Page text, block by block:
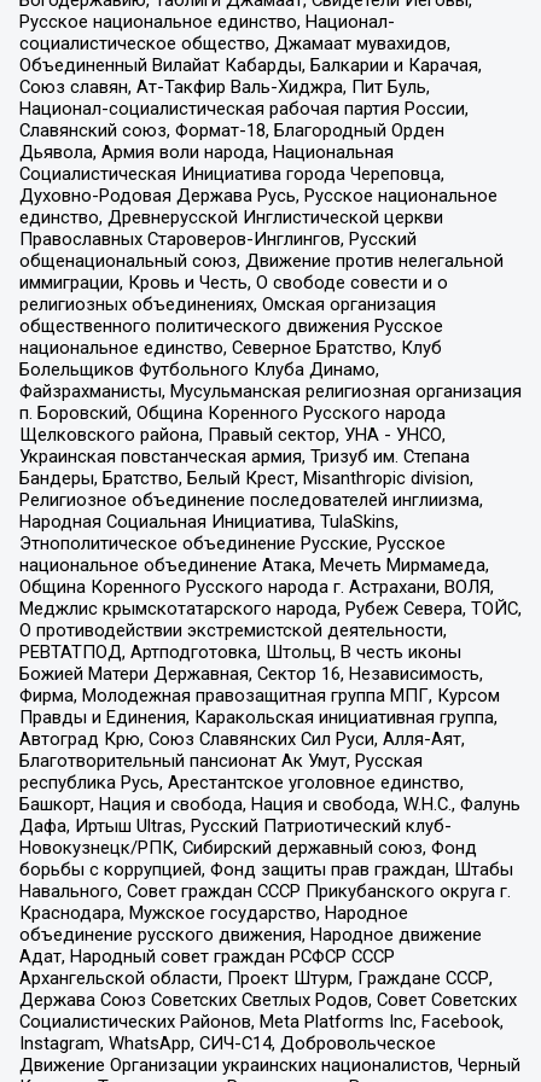
Русское национальное единство, Национал-
социалистическое общество, Джамаат мувахидов,
Объединенный Вилайат Кабарды, Балкарии и Карачая,
Союз славян, Ат-Такфир Валь-Хиджра, Пит Буль,
Национал-социалистическая рабочая партия России,
Славянский союз, Формат-18, Благородный Орден
Дьявола, Армия воли народа, Национальная
Социалистическая Инициатива города Череповца,
Духовно-Родовая Держава Русь, Русское национальное
единство, Древнерусской Инглистической церкви
Православных Староверов-Инглингов, Русский
общенациональный союз, Движение против нелегальной
иммиграции, Кровь и Честь, О свободе совести и о
религиозных объединениях, Омская организация
общественного политического движения Русское
национальное единство, Северное Братство, Клуб
Болельщиков Футбольного Клуба Динамо,
Файзрахманисты, Мусульманская религиозная организация
п. Боровский, Община Коренного Русского народа
Щелковского района, Правый сектор, УНА - УНСО,
Украинская повстанческая армия, Тризуб им. Степана
Бандеры, Братство, Белый Крест, Misanthropic division,
Религиозное объединение последователей инглиизма,
Народная Социальная Инициатива, TulaSkins,
Этнополитическое объединение Русские, Русское
национальное объединение Атака, Мечеть Мирмамеда,
Община Коренного Русского народа г. Астрахани, ВОЛЯ,
Меджлис крымскотатарского народа, Рубеж Севера, ТОЙС,
О противодействии экстремистской деятельности,
РЕВТАТПОД, Артподготовка, Штольц, В честь иконы
Божией Матери Державная, Сектор 16, Независимость,
Фирма, Молодежная правозащитная группа МПГ, Курсом
Правды и Единения, Каракольская инициативная группа,
Автоград Крю, Союз Славянских Сил Руси, Алля-Аят,
Благотворительный пансионат Ак Умут, Русская
республика Русь, Арестантское уголовное единство,
Башкорт, Нация и свобода, Нация и свобода, W.H.С., Фалунь
Дафа, Иртыш Ultras, Русский Патриотический клуб-
Новокузнецк/РПК, Сибирский державный союз, Фонд
борьбы с коррупцией, Фонд защиты прав граждан, Штабы
Навального, Совет граждан СССР Прикубанского округа г.
Краснодара, Мужское государство, Народное
объединение русского движения, Народное движение
Адат, Народный совет граждан РСФСР СССР
Архангельской области, Проект Штурм, Граждане СССР,
Держава Союз Советских Светлых Родов, Совет Советских
Социалистических Районов, Meta Platforms Inc, Facebook,
Instagram, WhatsApp, СИЧ-С14, Добровольческое
Движение Организации украинских националистов, Черный